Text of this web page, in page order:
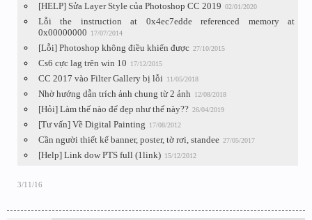
[HELP] Sửa Layer Style của Photoshop CC 2019 02/01/2020
Lỗi the instruction at 0x4ec7edde referenced memory at
0x00000000
17/07/2014
[Lỗi] Photoshop không điều khiển được 27/10/2015
Cs6 cực lag trên win 10 17/12/2015
CC 2017 vào Filter Gallery bị lỗi 11/05/2018
Nhờ hướng dẫn trích ảnh chung từ 2 ảnh 12/08/2018
[Hỏi] Làm thế nào để đẹp như thế này?? 26/04/2019
[Tư vấn] Về Digital Painting 17/08/2012
Cần người thiết kế banner, poster, tờ rơi, standee 27/05/2017
[Help] Link dow PTS full (1link) 15/12/2012
3/11/16